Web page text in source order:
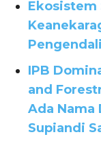
Ekosistem
IPB
and
Ada Nama
Supiandi